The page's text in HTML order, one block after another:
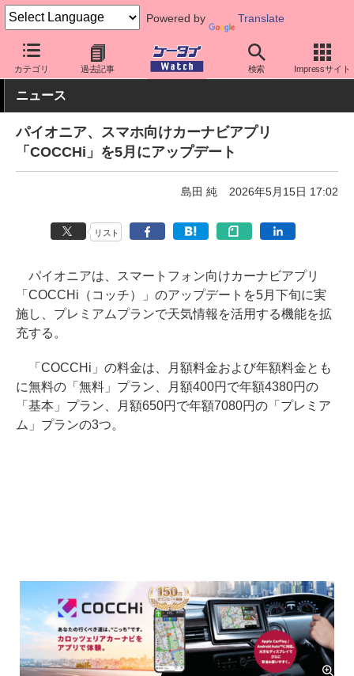
Powered by Translate
カテゴリ 過去記事 検索 Impressサイト
ケータイ Watch 周辺機器/アクセサリー その他
ニュース
パイオニア、スマホ向けカーナビアプリ
「COCCHi」を5月にアップデート
島田 純 2026年5月15日 17:02
リスト
パイオニアは、スマートフォン向けカーナビアプリ
「COCCHi（コッチ）」のアップデートを5月下旬に実
施し、プレミアムプランで天気情報を活用する機能を拡
充する。
「COCCHi」の料金は、月額料金および年額料金とも
に無料の「無料」プラン、月額400円で年額4380円の
「基本」プラン、月額650円で年額7080円の「プレミア
ム」プランの3つ。